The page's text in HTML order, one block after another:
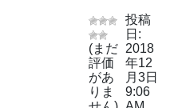
(まだ
評価
があ
りま
投稿
日:
2018
年12
月3日
9:06